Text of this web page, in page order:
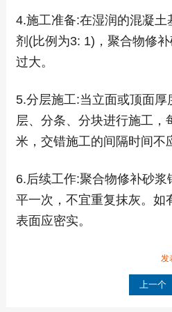
4.施工准备:在湿润的混凝
剂(比例为3: 1)，聚合物修
过大。
5.分层施工:当立面或顶面厚
层、分条、分块进行施工，
米，交错施工的间隔时间不
6.后续工作:聚合物修补砂
平一次，不宜重复抹灰。如
表面应密实。
发
上一个